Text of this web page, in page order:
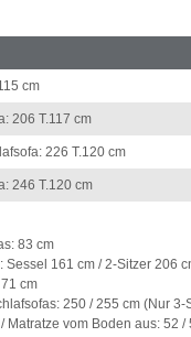
cm
206 T.117 cm
226 T.120 cm
246 T.120 cm
83 cm
Sessel 161 cm / 2-Sitzer 206
cm
250 / 255 cm (Nur 3-
Matratze vom Boden aus: 52 /